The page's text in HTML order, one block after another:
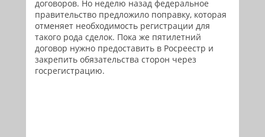
договоров. Но неделю назад федеральное
правительство предложило поправку, которая
отменяет необходимость регистрации для
такого рода сделок. Пока же пятилетний
договор нужно предоставить в Росреестр и
закрепить обязательства сторон через
госрегистрацию.